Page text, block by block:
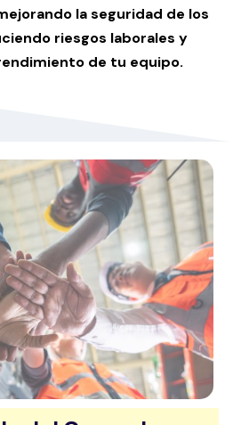
la seguridad de los
riesgos laborales y
de tu equipo.